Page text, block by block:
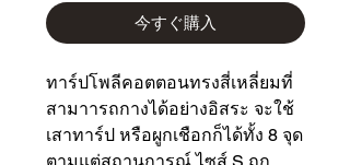
今すぐ購入
ทาร์ปโพลีคอตตอนทรงสี่เหลี่ยมที่
สามาารถกางได้อย่างอิสระ จะใช้
เสาทาร์ป หรือผูกเชือกก็ได้ทั้ง 8 จุด